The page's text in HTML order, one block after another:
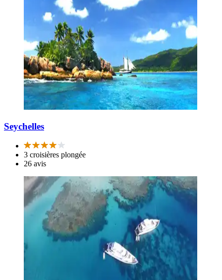
Seychelles
3 croisières plongée
26 avis